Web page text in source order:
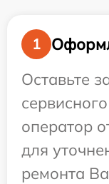
1
Оставьте
оператор
для
ремонта